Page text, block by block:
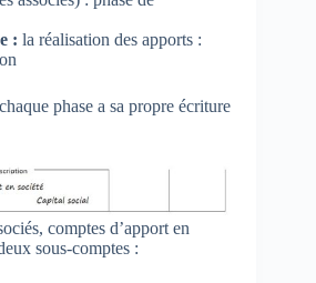
: la réalisation des apports :
phase a sa propre écriture
comptes d’apport en
sous-comptes :